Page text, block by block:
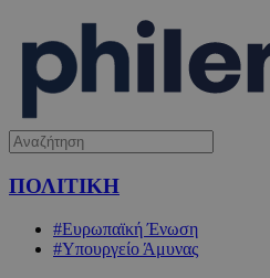
ΠΟΛΙΤΙΚΗ
#Ευρωπαϊκή Ένωση
#Υπουργείο Άμυνας